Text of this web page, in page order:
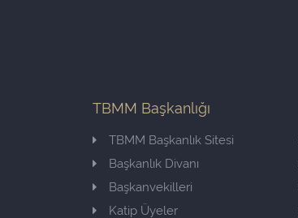
TBMM Başkanlığı
TBMM Başkanlık Sitesi
Başkanlık Divanı
Başkanvekilleri
Katip Üyeler